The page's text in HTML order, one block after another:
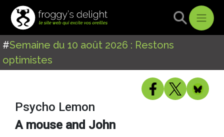
#Semaine du 10 août 2026 : Restons
optimistes
Psycho Lemon
A mouse and John